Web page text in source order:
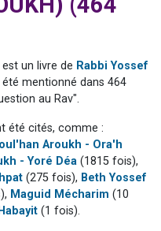
son Maasser
donner son Maasser
pour 5 enfants déjà orphelins risquent de perdre leur maman
est un livre de Rabbi Yossef
été mentionné dans 464
au Rav".
été cités, comme :
Aroukh - Ora'h
- Yoré Déa (1815 fois),
(275 fois), Beth Yossef
Maguid Mécharim (10
(1 fois).